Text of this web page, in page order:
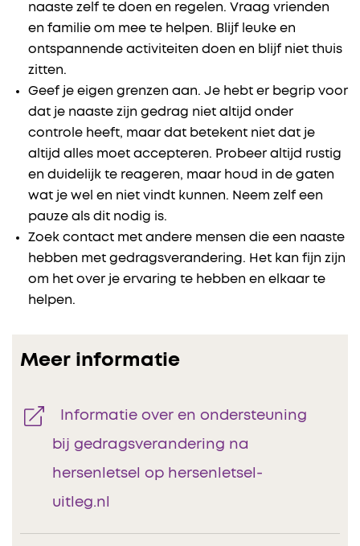
naaste zelf te doen en regelen. Vraag vrienden
en familie om mee te helpen. Blijf leuke en
ontspannende activiteiten doen en blijf niet thuis
zitten.
Geef je eigen grenzen aan. Je hebt er begrip voor
dat je naaste zijn gedrag niet altijd onder
controle heeft, maar dat betekent niet dat je
altijd alles moet accepteren. Probeer altijd rustig
en duidelijk te reageren, maar houd in de gaten
wat je wel en niet vindt kunnen. Neem zelf een
pauze als dit nodig is.
Zoek contact met andere mensen die een naaste
hebben met gedragsverandering. Het kan fijn zijn
om het over je ervaring te hebben en elkaar te
helpen.
Meer informatie
Informatie over en ondersteuning
bij gedragsverandering na
hersenletsel op hersenletsel-
uitleg.nl